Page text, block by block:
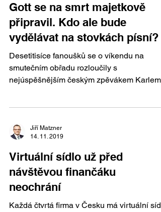
Gott se na smrt majetkově
připravil. Kdo ale bude
vydělávat na stovkách písní?
Desetitisíce fanoušků se o víkendu na
smutečním obřadu rozloučily s
nejúspěšnějším českým zpěvákem Karlem
Jiří Matzner
14. 11. 2019
Virtuální sídlo už před
návštěvou finančáku
neochrání
Každá čtvrtá firma v Česku má virtuální